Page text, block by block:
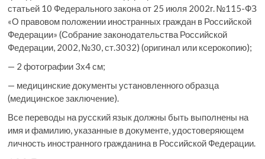
статьей 10 Федерального закона от 25 июля 2002г. №115-ФЗ
«О правовом положении иностранных граждан в Российской
Федерации» (Собрание законодательства Российской
Федерации, 2002, №30, ст.3032) (оригинал или ксерокопию);
— 2 фотографии 3х4 см;
— медицинские документы установленного образца
(медицинское заключение).
Все переводы на русский язык должны быть выполнены на
имя и фамилию, указанные в документе, удостоверяющем
личность иностранного гражданина в Российской Федерации.